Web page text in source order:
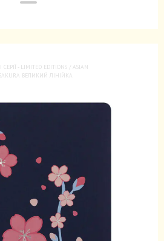
- LIMITED EDITIONS / ASIAN
ВЕЛИКИЙ ЛІНІЙКА